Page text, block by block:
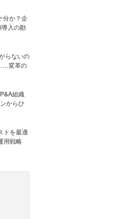
分か？企
入の勘
らないの
変革の
組織
からひ
トを最適
用戦略